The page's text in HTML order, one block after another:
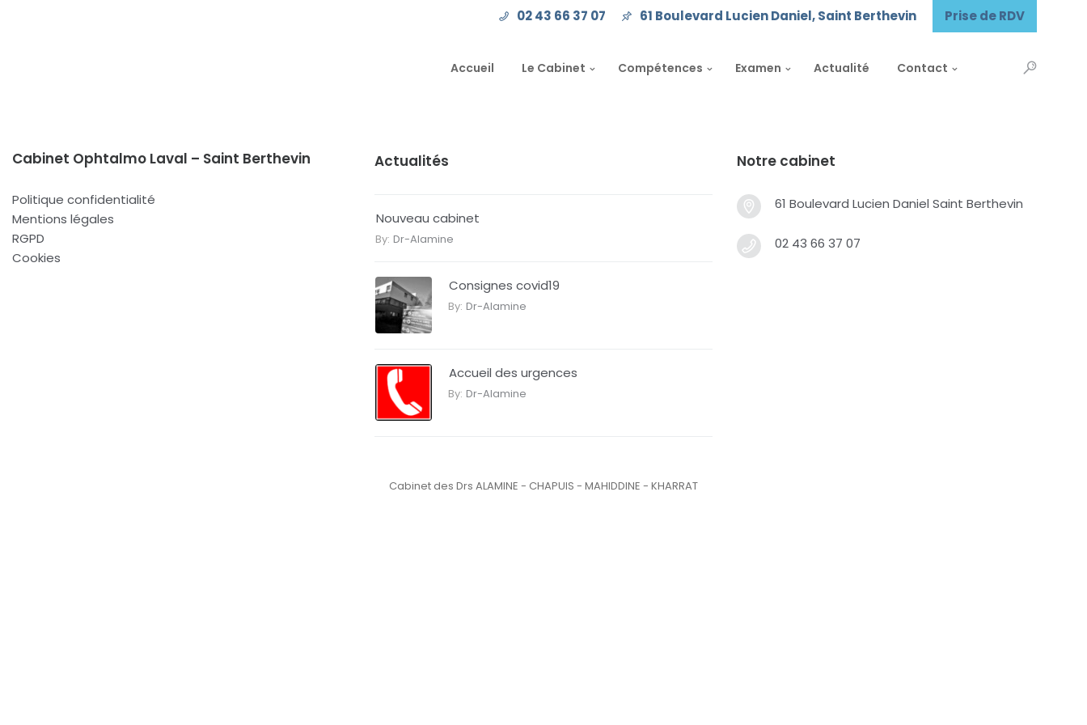
02 43 66 37 07 61 Boulevard Lucien Daniel, Saint Berthevin Prise de RDV
Accueil Le Cabinet Compétences Examen Actualité Contact
Cabinet Ophtalmo Laval – Saint Berthevin
Politique confidentialité
Mentions légales
RGPD
Cookies
Actualités
Nouveau cabinet
By: Dr-Alamine
Consignes covid19
By: Dr-Alamine
Accueil des urgences
By: Dr-Alamine
Notre cabinet
61 Boulevard Lucien Daniel Saint Berthevin
02 43 66 37 07
Cabinet des Drs ALAMINE - CHAPUIS - MAHIDDINE - KHARRAT